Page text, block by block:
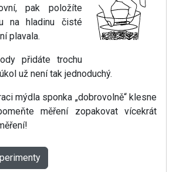
pak položíte
na hladinu čisté
plavala.
přidáte trochu
už není tak jednoduchý.
mýdla sponka „dobrovolně“ klesne
měření zopakovat vícekrát